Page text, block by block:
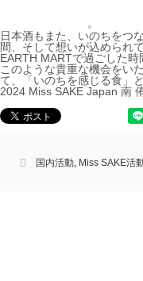
日本酒もまた、いのちをつ
間、そして想いが込められ
EARTH MARTで過ごした
このような貴重な機会をい
て、「いのちを感じる食」
2024 Miss SAKE Japan 南
国内活動, Miss SAKE活